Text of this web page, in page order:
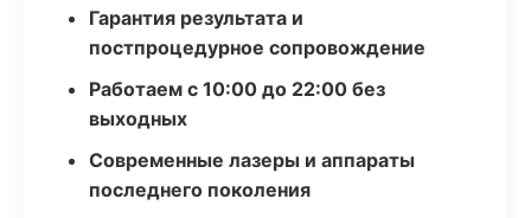
Гарантия результата и
постпроцедурное сопровождение
Работаем с 10:00 до 22:00 без
выходных
Современные лазеры и аппараты
последнего поколения